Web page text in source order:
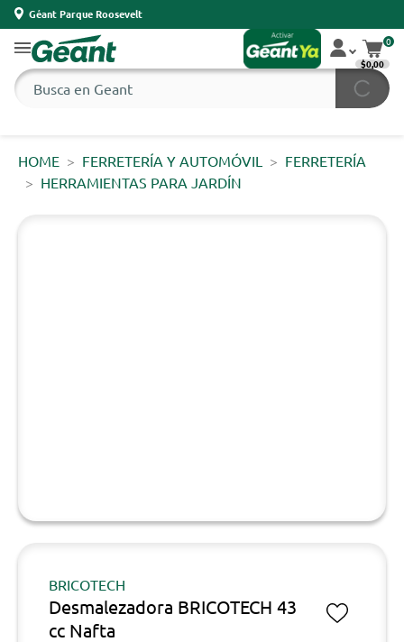
Géant Parque Roosevelt
0
$0,00
HOME FERRETERÍA Y AUTOMÓVIL
FERRETERÍA
HERRAMIENTAS PARA JARDÍN
BRICOTECH
Desmalezadora BRICOTECH 43
cc Nafta